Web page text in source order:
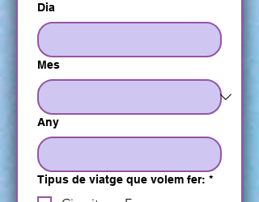
Dia
Mes
Any
Tipus de viatge que volem fer: *